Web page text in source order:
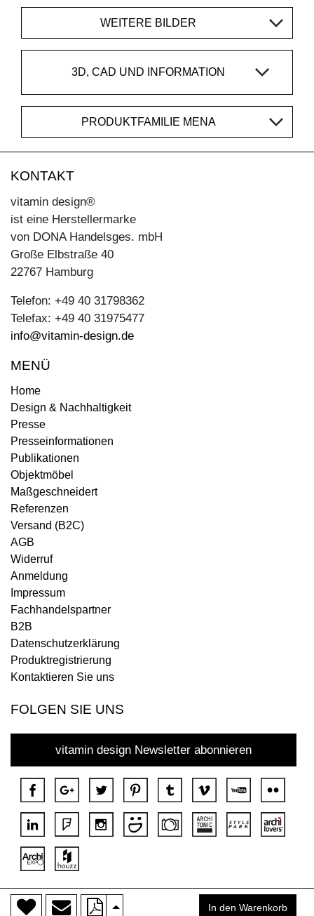
> In den Warenkorb
WEITERE BILDER
3D, CAD UND INFORMATION
PRODUKTFAMILIE MENA
KONTAKT
vitamin design®
ist eine Herstellermarke
von DONA Handelsges. mbH
Große Elbstraße 40
22767 Hamburg
Telefon: +49 40 31798362
Telefax: +49 40 31975477
info@vitamin-design.de
MENÜ
Home
Design & Nachhaltigkeit
Presse
Presseinformationen
Publikationen
Objektmöbel
Maßgeschneidert
Referenzen
Versand (B2C)
AGB
Widerruf
Anmeldung
Impressum
Fachhandelspartner
B2B
Datenschutzerklärung
Produktregistrierung
Kontaktieren Sie uns
FOLGEN SIE UNS
vitamin design Newsletter abonnieren
Copyright © 2018 DONA Alle Rechte vorbehalten.